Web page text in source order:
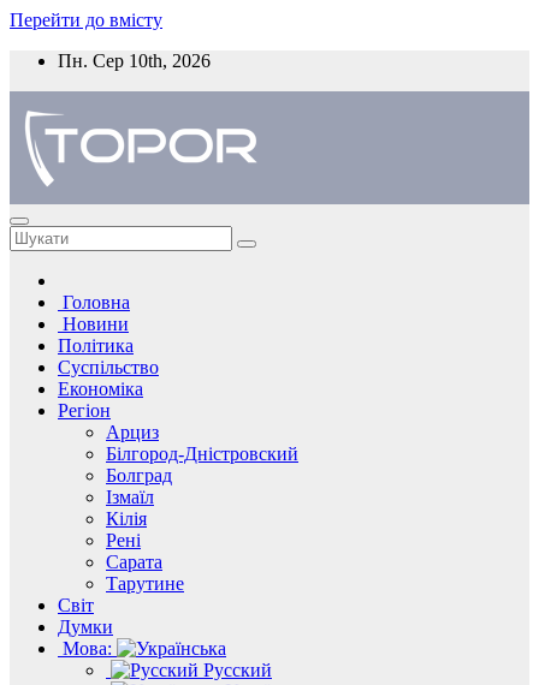
Перейти до вмісту
Пн. Сер 10th, 2026
Головна
Новини
Політика
Суспільство
Економіка
Регіон
Арциз
Білгород-Дністровский
Болград
Ізмаїл
Кілія
Рені
Сарата
Тарутине
Світ
Думки
Мова:
Русский